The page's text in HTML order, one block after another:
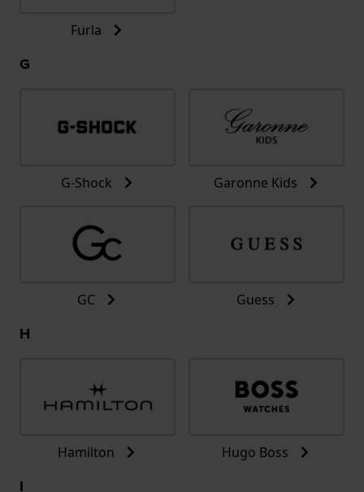
Furla
G
G-Shock Garonne Kids
GC Guess
H
Hamilton Hugo Boss
I